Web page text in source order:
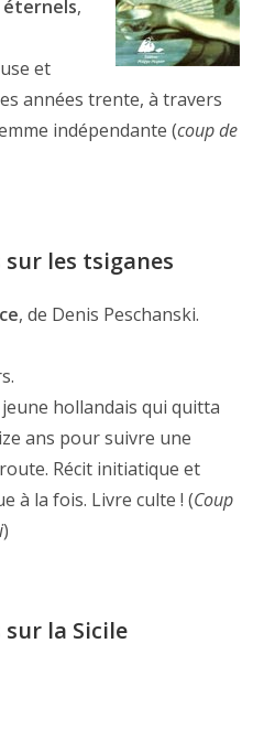
éternels,
et
années trente, à travers
indépendante (coup de
les tsiganes
, de Denis Peschanski.
hollandais qui quitta
ans pour suivre une
Récit initiatique et
à la fois. Livre culte ! (Coup
)
la Sicile